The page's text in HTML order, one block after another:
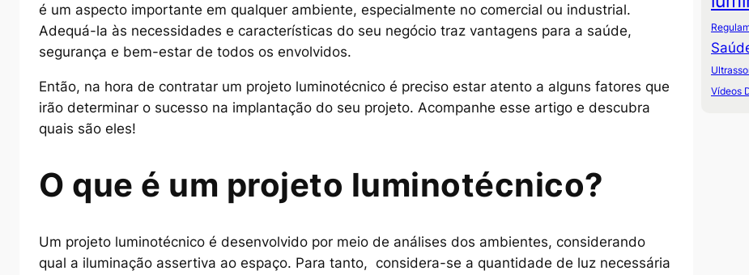
é um aspecto importante em qualquer ambiente, especialmente no comercial ou industrial.
Adequá-la às necessidades e características do seu negócio traz vantagens para a saúde,
segurança e bem-estar de todos os envolvidos.
Então, na hora de contratar um projeto luminotécnico é preciso estar atento a alguns fatores que
irão determinar o sucesso na implantação do seu projeto. Acompanhe esse artigo e descubra
quais são eles!
O que é um projeto luminotécnico?
Um projeto luminotécnico é desenvolvido por meio de análises dos ambientes, considerando
qual a iluminação assertiva ao espaço. Para tanto, considera-se a quantidade de luz necessária
Vídeos